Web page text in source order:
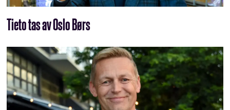
Tieto tas av Oslo Børs